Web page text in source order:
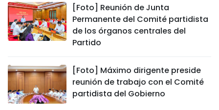
[Foto] Reunión de Junta
Permanente del Comité partidista
de los órganos centrales del
Partido
[Foto] Máximo dirigente preside
reunión de trabajo con el Comité
partidista del Gobierno